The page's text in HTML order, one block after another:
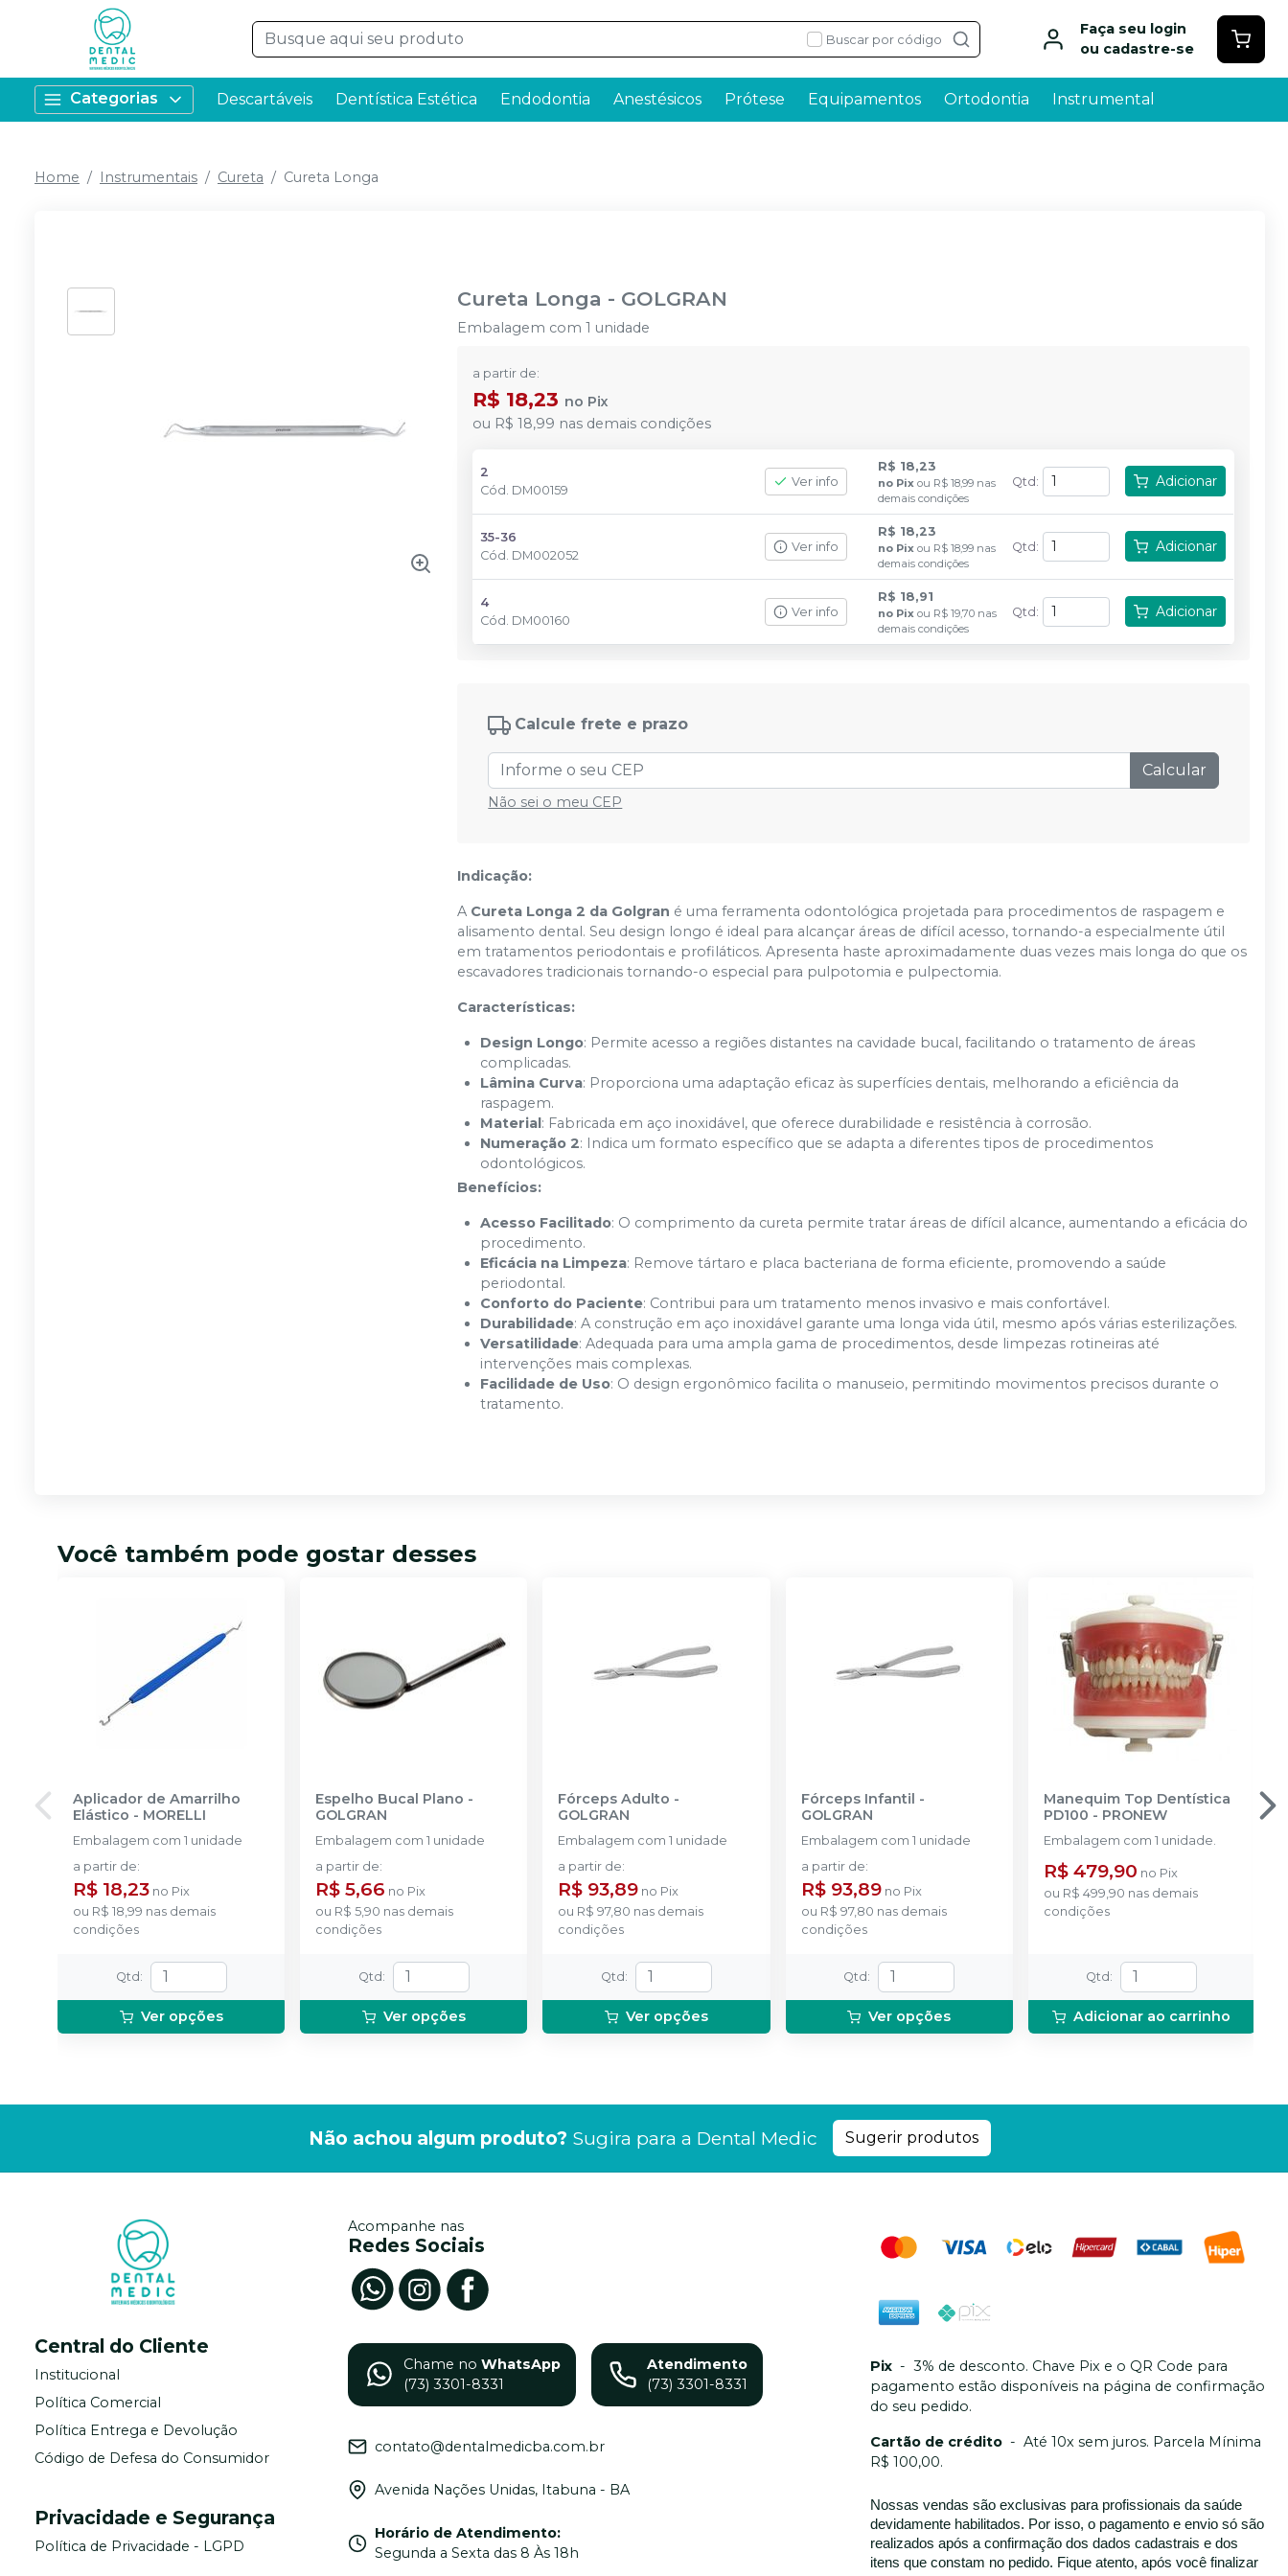
Buscar por código
Faça seu login
ou cadastre-se
Categorias Descartáveis Dentística Estética Endodontia Anestésicos Prótese Equipamentos Ortodontia Instrumental
Home Instrumentais Cureta Cureta Longa
Cureta Longa - GOLGRAN
Embalagem com 1 unidade
a partir de:
R$ 18,23 no Pix
ou R$ 18,99 nas demais condições
2
Cód. DM00159
Ver info
R$ 18,23
no Pix ou R$ 18,99 nas
demais condições
Qtd : Adicionar
35-36
Cód. DM002052
Ver info
R$ 18,23
no Pix ou R$ 18,99 nas
demais condições
Qtd : Adicionar
4
Cód. DM00160
Ver info
R$ 18,91
no Pix ou R$ 19,70 nas
demais condições
Qtd : Adicionar
Calcule frete e prazo
Calcular
Não sei o meu CEP
Indicação:
A Cureta Longa 2 da Golgran é uma ferramenta odontológica projetada para procedimentos de raspagem e
alisamento dental. Seu design longo é ideal para alcançar áreas de difícil acesso, tornando-a especialmente útil
em tratamentos periodontais e profiláticos. Apresenta haste aproximadamente duas vezes mais longa do que os
escavadores tradicionais tornando-o especial para pulpotomia e pulpectomia.
Características:
Design Longo: Permite acesso a regiões distantes na cavidade bucal, facilitando o tratamento de áreas
complicadas.
Lâmina Curva: Proporciona uma adaptação eficaz às superfícies dentais, melhorando a eficiência da
raspagem.
Material: Fabricada em aço inoxidável, que oferece durabilidade e resistência à corrosão.
Numeração 2: Indica um formato específico que se adapta a diferentes tipos de procedimentos
odontológicos.
Benefícios:
Acesso Facilitado: O comprimento da cureta permite tratar áreas de difícil alcance, aumentando a eficácia do
procedimento.
Eficácia na Limpeza: Remove tártaro e placa bacteriana de forma eficiente, promovendo a saúde
periodontal.
Conforto do Paciente: Contribui para um tratamento menos invasivo e mais confortável.
Durabilidade: A construção em aço inoxidável garante uma longa vida útil, mesmo após várias esterilizações.
Versatilidade: Adequada para uma ampla gama de procedimentos, desde limpezas rotineiras até
intervenções mais complexas.
Facilidade de Uso: O design ergonômico facilita o manuseio, permitindo movimentos precisos durante o
tratamento.
Você também pode gostar desses
Aplicador de Amarrilho
Elástico - MORELLI
Embalagem com 1 unidade
a partir de:
R$ 18,23 no Pix
ou R$ 18,99 nas demais
condições
Qtd :
Ver opções
Espelho Bucal Plano -
GOLGRAN
Embalagem com 1 unidade
a partir de:
R$ 5,66 no Pix
ou R$ 5,90 nas demais
condições
Qtd :
Ver opções
Fórceps Adulto -
GOLGRAN
Embalagem com 1 unidade
a partir de:
R$ 93,89 no Pix
ou R$ 97,80 nas demais
condições
Qtd :
Ver opções
Fórceps Infantil -
GOLGRAN
Embalagem com 1 unidade
a partir de:
R$ 93,89 no Pix
ou R$ 97,80 nas demais
condições
Qtd :
Ver opções
Manequim Top Dentística
PD100 - PRONEW
Embalagem com 1 unidade.
R$ 479,90 no Pix
ou R$ 499,90 nas demais
condições
Qtd :
Adicionar ao carrinho
Não achou algum produto? Sugira para a Dental Medic Sugerir produtos
Central do Cliente
Institucional
Política Comercial
Política Entrega e Devolução
Código de Defesa do Consumidor
Privacidade e Segurança
Política de Privacidade - LGPD
Acompanhe nas
Redes Sociais
Chame no WhatsApp
(73) 3301-8331
Atendimento
(73) 3301-8331
contato@dentalmedicba.com.br
Avenida Nações Unidas, Itabuna - BA
Horário de Atendimento:
Segunda a Sexta das 8 Às 18h
Pix - 3% de desconto. Chave Pix e o QR Code para
pagamento estão disponíveis na página de confirmação
do seu pedido.
Cartão de crédito - Até 10x sem juros. Parcela Mínima
R$ 100,00.
Nossas vendas são exclusivas para profissionais da saúde
devidamente habilitados. Por isso, o pagamento e envio só são
realizados após a confirmação dos dados cadastrais e dos
itens que constam no pedido. Fique atento, após você finalizar